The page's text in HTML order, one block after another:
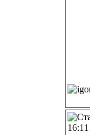
16:11